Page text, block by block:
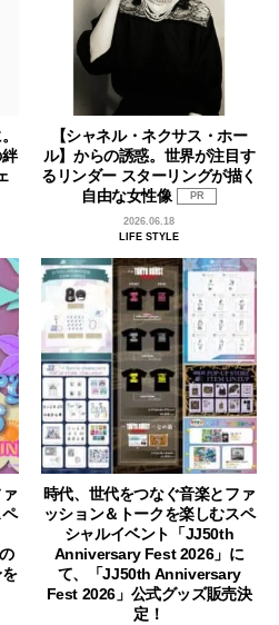
【シャネル・ネクサス・ホー
ル】からの誘惑。世界が注目す
るリンダー スターリングが描く
自由な女性像
PR
2026.06.18
LIFE STYLE
時代、世代をつなぐ音楽とファ
ッション＆トークを楽しむスペ
シャルイベント「JJ50th
Anniversary Fest 2026」に
て、「JJ50th Anniversary
Fest 2026」公式グッズ販売決
定！